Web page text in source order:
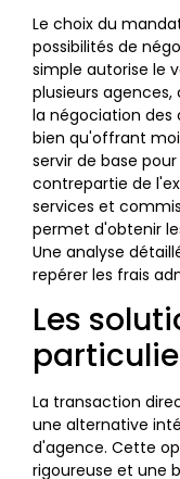
Le choix du
possibilités de
simple autorise le
plusieurs
la négociation des
bien qu'offrant
servir de base
contrepartie de
services et
permet d'obtenir
Une analyse
repérer les frais
Les
La transaction
une alternative
d'agence. Cette
rigoureuse et une